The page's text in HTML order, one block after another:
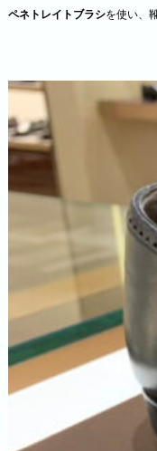
ペネトレイトブラシを使い、